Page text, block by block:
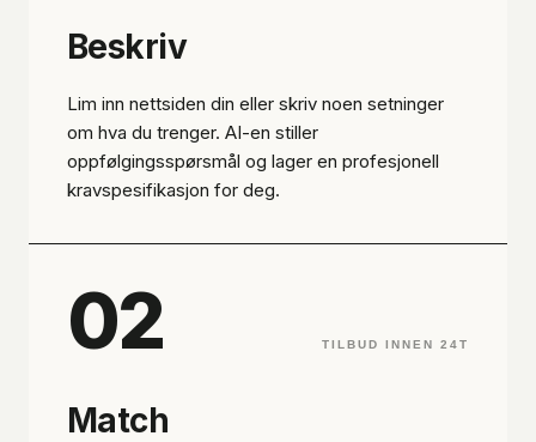
Beskriv
Lim inn nettsiden din eller skriv noen setninger
om hva du trenger. AI-en stiller
oppfølgingsspørsmål og lager en profesjonell
kravspesifikasjon for deg.
02 TILBUD INNEN 24T
Match